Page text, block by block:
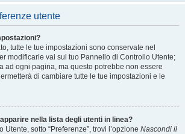
utente
tutte le tue impostazioni sono conservate nel
modificarle vai sul tuo Pannello di Controllo Utente;
ad ogni pagina, ma questo potrebbe non essere
di cambiare tutte le tue impostazioni e le
nella lista degli utenti in linea?
sotto “Preferenze”, trovi l’opzione Nascondi il